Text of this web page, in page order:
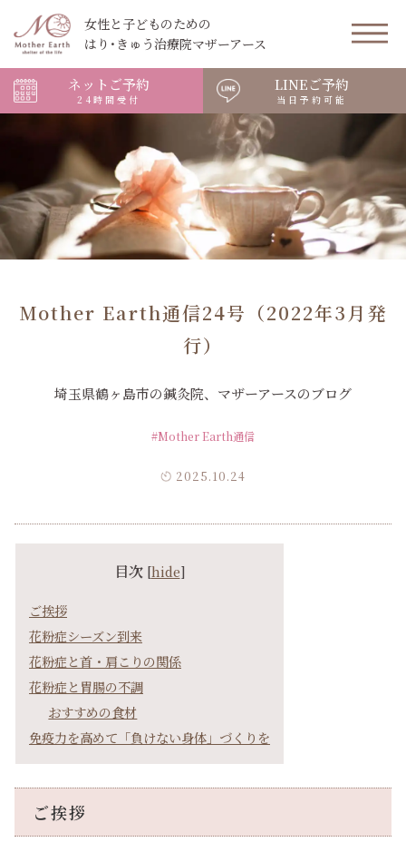
女性と子どものための
はり･きゅう治療院マザーアース
ネットご予約
24時間受付
LINEご予約
当日予約可能
Mother Earth通信24号（2022年3月発
行）
埼玉県鶴ヶ島市の鍼灸院、マザーアースのブログ
#Mother Earth通信
2025.10.24
目次 [hide]
ご挨拶
花粉症シーズン到来
花粉症と首・肩こりの関係
花粉症と胃腸の不調
おすすめの食材
免疫力を高めて「負けない身体」づくりを
ご挨拶